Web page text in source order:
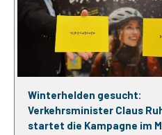
Winterhelden gesucht:
Verkehrsminister Claus
startet die Kampagne im